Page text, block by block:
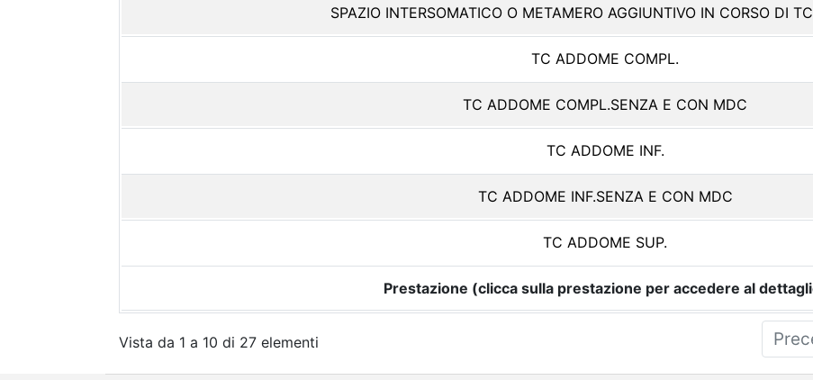
SPAZIO INTERSOMATICO O METAMERO AGGIUNTIVO IN CORSO DI
TC ADDOME COMPL.
TC ADDOME COMPL.SENZA E CON MDC
TC ADDOME INF.
TC ADDOME INF.SENZA E CON MDC
TC ADDOME SUP.
Prestazione (clicca sulla prestazione per accedere al
Vista da 1 a 10 di 27 elementi